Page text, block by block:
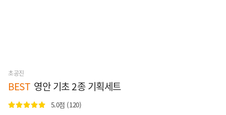
초공진
BEST 영안 기초 2종 기획세트
5.0점 (120)